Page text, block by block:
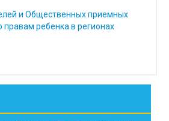
и Общественных приемных
правам ребенка в регионах